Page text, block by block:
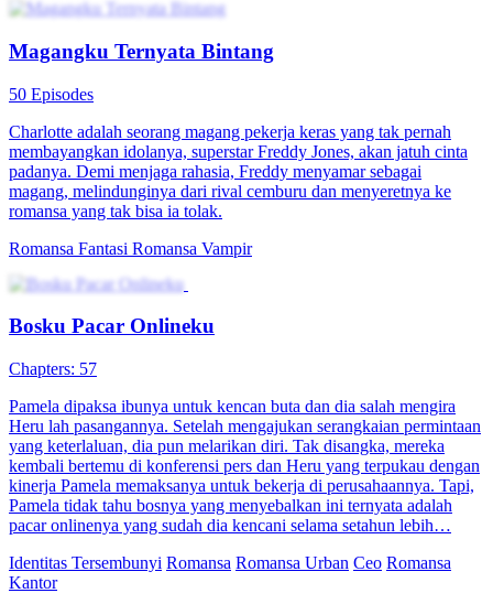
Magangku Ternyata Bintang
50 Episodes
Charlotte adalah seorang magang pekerja keras yang tak pernah
membayangkan idolanya, superstar Freddy Jones, akan jatuh cinta
padanya. Demi menjaga rahasia, Freddy menyamar sebagai
magang, melindunginya dari rival cemburu dan menyeretnya ke
romansa yang tak bisa ia tolak.
Romansa Fantasi Romansa Vampir
Bosku Pacar Onlineku
Chapters: 57
Pamela dipaksa ibunya untuk kencan buta dan dia salah mengira
Heru lah pasangannya. Setelah mengajukan serangkaian permintaan
yang keterlaluan, dia pun melarikan diri. Tak disangka, mereka
kembali bertemu di konferensi pers dan Heru yang terpukau dengan
kinerja Pamela memaksanya untuk bekerja di perusahaannya. Tapi,
Pamela tidak tahu bosnya yang menyebalkan ini ternyata adalah
pacar onlinenya yang sudah dia kencani selama setahun lebih…
Identitas Tersembunyi Romansa Romansa Urban Ceo Romansa
Kantor